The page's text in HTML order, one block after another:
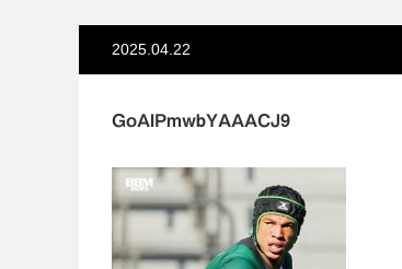
2025.04.22
GoAIPmwbYAAACJ9